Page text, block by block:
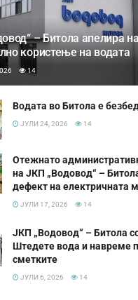
– Битола апелира
користење на водата
14
Водата во Битола е
ЈУЛИ 24, 2026 14
Отежнато
на ЈКП „Водовод“ –
дефект на електричната
ЈУЛИ 17, 2026 14
ЈКП „Водовод“ – Битола
Штедете вода и навреме
сметките
ЈУЛИ 6, 2026 14